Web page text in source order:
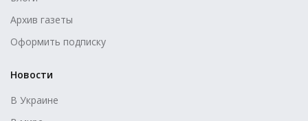
Архив газеты
Оформить подписку
Новости
В Украине